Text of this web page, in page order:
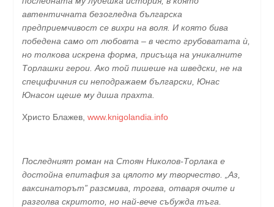
автентичната безогледна българска
предприемчивост се вихри на воля. И която бива
победена само от любовта – в често грубоватата ѝ,
но толкова искрена форма, присъща на уникалните
Торлашки герои. Ако той пишеше на шведски, не на
специфичния си неподражаем български, Юнас
Юнасон щеше му диша прахта.
Христо Блажев, www.knigolandia.info
Последният роман на Стоян Николов-Торлака е
достойна епитафия за цялото му творчество. „Аз,
ваксинаторът” разсмива, трогва, отваря очите и
разголва скритото, но най-вече събужда тъга.